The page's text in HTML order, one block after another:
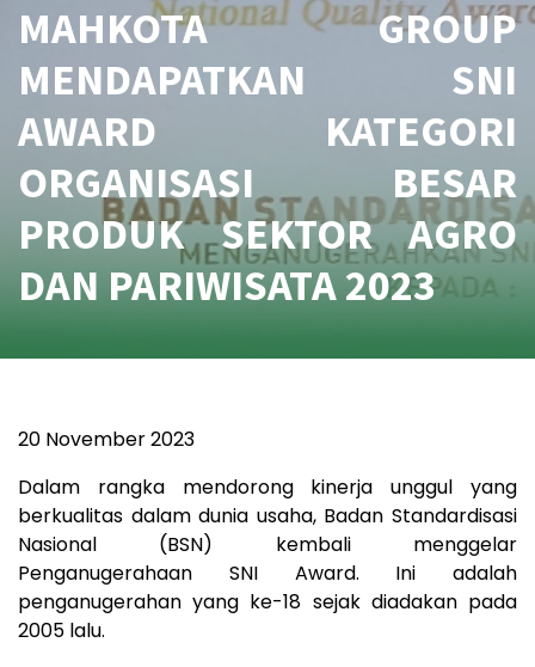
MAHKOTA GROUP
MENDAPATKAN SNI
AWARD KATEGORI
ORGANISASI BESAR
PRODUK SEKTOR AGRO
DAN PARIWISATA 2023
20 November 2023
Dalam rangka mendorong kinerja unggul yang
berkualitas dalam dunia usaha, Badan Standardisasi
Nasional (BSN) kembali menggelar
Penganugerahaan SNI Award. Ini adalah
penganugerahan yang ke-18 sejak diadakan pada
2005 lalu.